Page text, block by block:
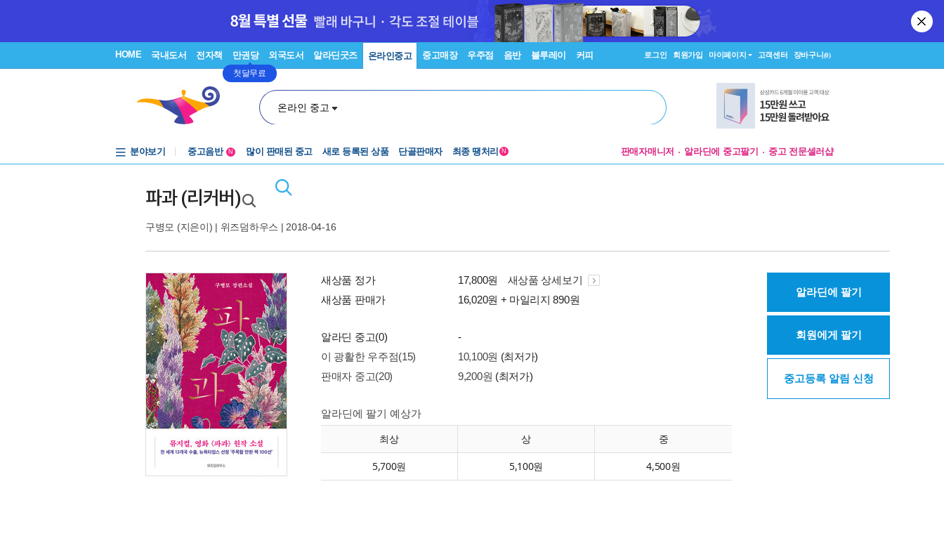
HOME 국내도서 전자책 만권당
첫달무료
외국도서 알라딘굿즈 온라인중고 중고매장 우주점 음반 블루레이 커피 로그인 회원가입 마이페이지 고객센터 장바구니(0)
온라인 중고
분야보기
중고음반
중고음반
N 많이 판매된 중고 새로 등록된 상품 단골판매자 최종 땡처리 N 판매자매니저 알라딘에 중고팔기 중고 전문셀러샵
파과 (리커버)
구병모 (지은이) | 위즈덤하우스 | 2018-04-16
새상품 정가 17,800원
새상품 상세보기
새상품 판매가
16,020원 + 마일리지 890원
알라딘 중고(0)
-
이 광활한 우주점(15)
10,100원 (최저가)
판매자 중고(20)
9,200원 (최저가)
알라딘에 팔기 예상가
최상 상 중
5,700원 5,100원 4,500원
알라딘에 팔기
회원에게 팔기
중고등록 알림 신청